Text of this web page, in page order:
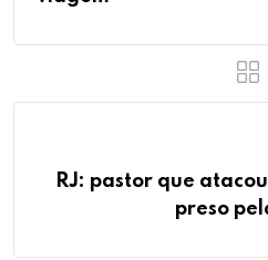
RJ: pastor que
preso